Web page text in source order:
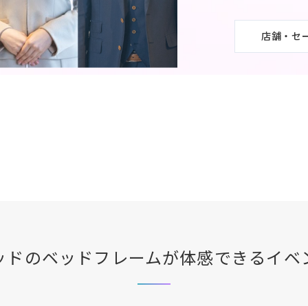
店舗・セ
ド のベッドフレームが体感できるイベ